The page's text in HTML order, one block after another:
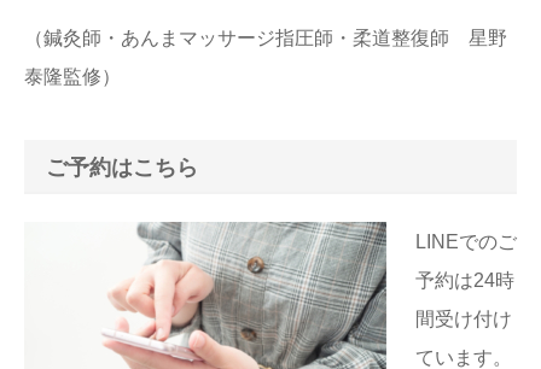
（鍼灸師・あんまマッサージ指圧師・柔道整復師 星野
泰隆監修）
ご予約はこちら
LINEでのご
予約は24時
間受け付け
ています。